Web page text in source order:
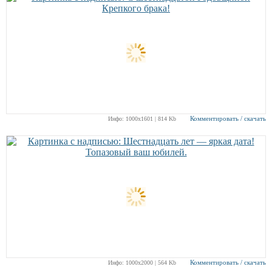
Инфо: 1000х1601 | 814 Kb Комментировать / скачать
Инфо: 1000х2000 | 564 Kb Комментировать / скачать